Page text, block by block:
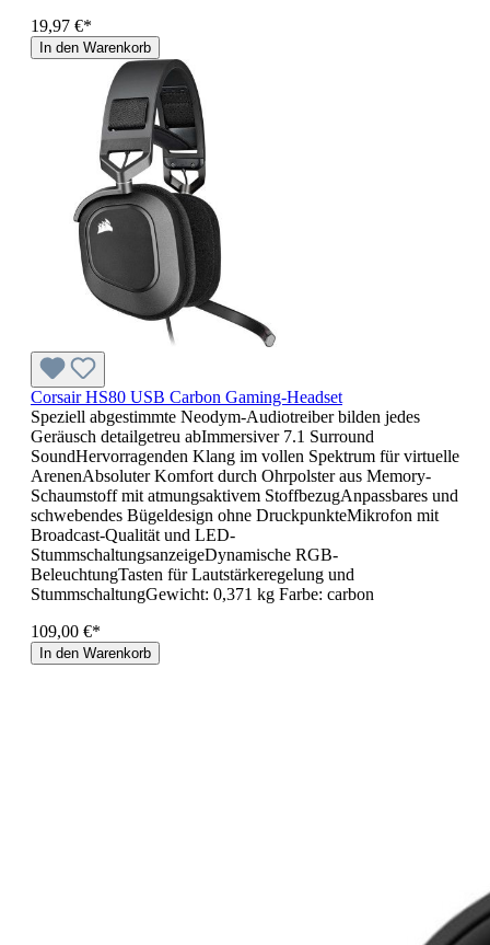
19,97 €*
In den Warenkorb
Corsair HS80 USB Carbon Gaming-Headset
Speziell abgestimmte Neodym-Audiotreiber bilden jedes
Geräusch detailgetreu abImmersiver 7.1 Surround
SoundHervorragenden Klang im vollen Spektrum für virtuelle
ArenenAbsoluter Komfort durch Ohrpolster aus Memory-
Schaumstoff mit atmungsaktivem StoffbezugAnpassbares und
schwebendes Bügeldesign ohne DruckpunkteMikrofon mit
Broadcast-Qualität und LED-
StummschaltungsanzeigeDynamische RGB-
BeleuchtungTasten für Lautstärkeregelung und
StummschaltungGewicht: 0,371 kg Farbe: carbon
109,00 €*
In den Warenkorb